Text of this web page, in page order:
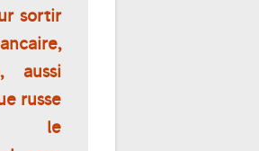
sortir
aussi
russe
le